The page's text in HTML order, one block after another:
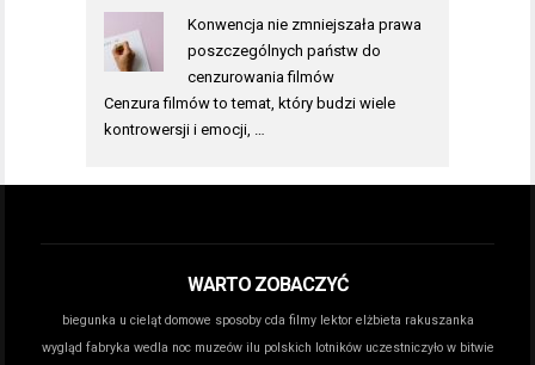
Konwencja nie zmniejszała prawa
poszczególnych państw do
cenzurowania filmów
Cenzura filmów to temat, który budzi wiele
kontrowersji i emocji, …
WARTO ZOBACZYĆ
biegunka u cieląt domowe sposoby cda filmy lektor elżbieta rakuszanka
wygląd fabryka wedla noc muzeów ilu polskich lotników uczestniczyło w bitwie